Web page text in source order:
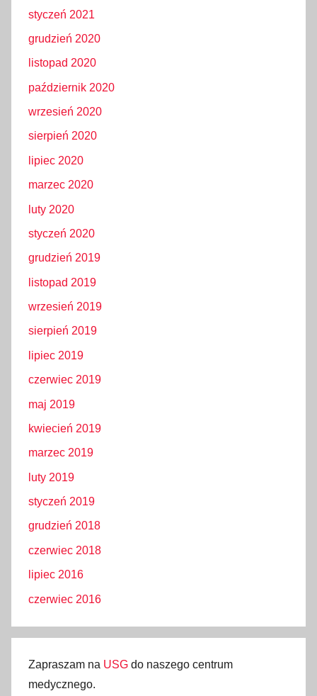
styczeń 2021
grudzień 2020
listopad 2020
październik 2020
wrzesień 2020
sierpień 2020
lipiec 2020
marzec 2020
luty 2020
styczeń 2020
grudzień 2019
listopad 2019
wrzesień 2019
sierpień 2019
lipiec 2019
czerwiec 2019
maj 2019
kwiecień 2019
marzec 2019
luty 2019
styczeń 2019
grudzień 2018
czerwiec 2018
lipiec 2016
czerwiec 2016
Zapraszam na USG do naszego centrum
medycznego.